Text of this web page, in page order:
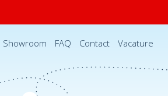
Showroom FAQ Contact Vacature